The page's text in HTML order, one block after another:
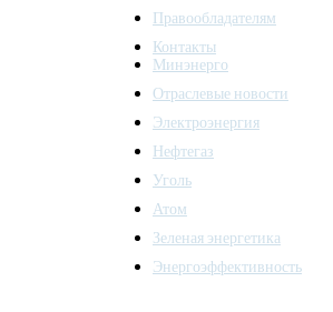
Правообладателям
Контакты
Минэнерго
Отраслевые новости
Электроэнергия
Нефтегаз
Уголь
Атом
Зеленая энергетика
Энергоэффективность